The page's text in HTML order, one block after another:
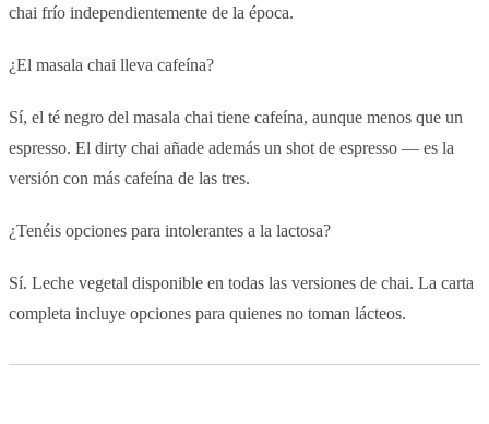
chai frío independientemente de la época.
¿El masala chai lleva cafeína?
Sí, el té negro del masala chai tiene cafeína, aunque menos que un
espresso. El dirty chai añade además un shot de espresso — es la
versión con más cafeína de las tres.
¿Tenéis opciones para intolerantes a la lactosa?
Sí. Leche vegetal disponible en todas las versiones de chai. La carta
completa incluye opciones para quienes no toman lácteos.